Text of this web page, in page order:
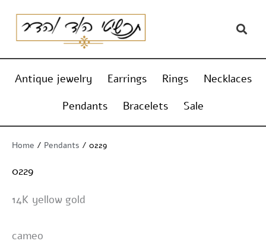
content
Antique jewelry Earrings Rings
Necklaces
Pendants
Bracelets Sale
Home / Pendants / 0229
0229
14K yellow gold
cameo